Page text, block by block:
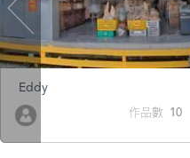
Eddy
作品數 10